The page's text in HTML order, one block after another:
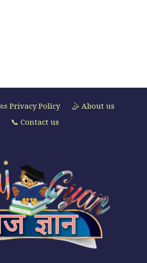
📜 Privacy Policy
🤹 About us
📞 Contact us